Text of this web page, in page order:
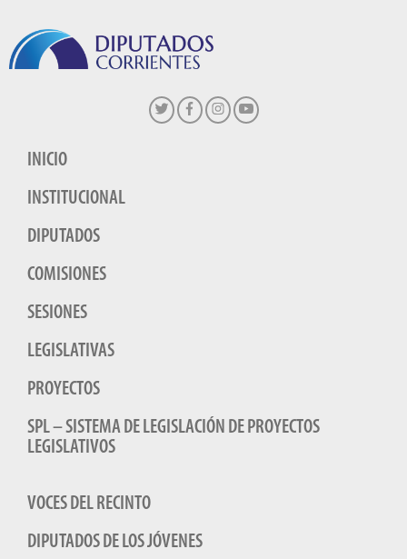
INICIO
INSTITUCIONAL
DIPUTADOS
COMISIONES
SESIONES
LEGISLATIVAS
PROYECTOS
SPL – SISTEMA DE LEGISLACIÓN DE PROYECTOS
LEGISLATIVOS
VOCES DEL RECINTO
DIPUTADOS DE LOS JÓVENES